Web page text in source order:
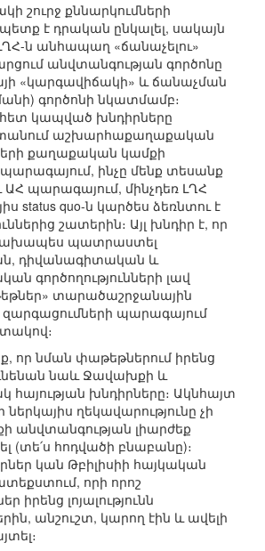
շուրջ քննարկումների
է դրական ընկալել, սակայն
ն անհապաղ «ճանաչելու»
անվտանգության գործոնը
«կարգավիճակի» և ճանաչման
գործոնի նկատմամբ։
կապված խնդիրները
ստանում աշխարհաքաղաքական
քաղաքական կամքի
ինչը մենք տեսանք
ԱՀ պարագայում, մինչդեռ ԼՂՀ
status quo-ն կարծես ձեռնտու է
շատերին։ Այլ խնդիր է, որ
պատրաստել
դիվանագիտական և
գործողությունների լավ
տարածաշրջանային
պարագայում
որ նման փաթեթներում իրենց
նաև Ջավախքի և
խնդիրները։ Ակնհայտ
ղեկավարությունը չի
անվտանգության լիարժեք
(տե՛ս հոդվածի բնաբանը)։
կան Թբիլիսիի հայկական
որի որոշ
իրենց լոյալությունն
անշուշտ, կարող էին և ավելի